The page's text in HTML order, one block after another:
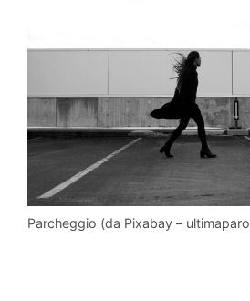
Parcheggio (da Pixabay –